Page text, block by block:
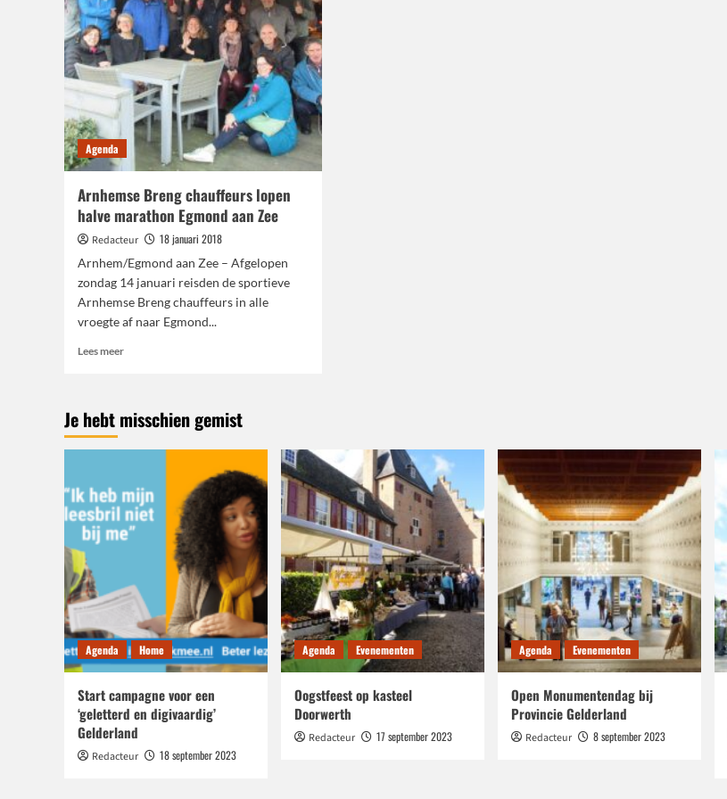
Agenda
Arnhemse Breng chauffeurs lopen
halve marathon Egmond aan Zee
Redacteur
18 januari 2018
Arnhem/Egmond aan Zee – Afgelopen
zondag 14 januari reisden de sportieve
Arnhemse Breng chauffeurs in alle
vroegte af naar Egmond...
Lees meerLees
Breng
lopen
marathon
Egmond
aan
Zee
Je hebt misschien gemist
Agenda Home
Start campagne voor een
‘geletterd en digivaardig’
Gelderland
Redacteur 18 september 2023
Agenda Evenementen
Oogstfeest op kasteel
Doorwerth
Redacteur 17 september 2023
Agenda Evenementen
Open Monumentendag bij
Provincie Gelderland
Redacteur 8 september 2023